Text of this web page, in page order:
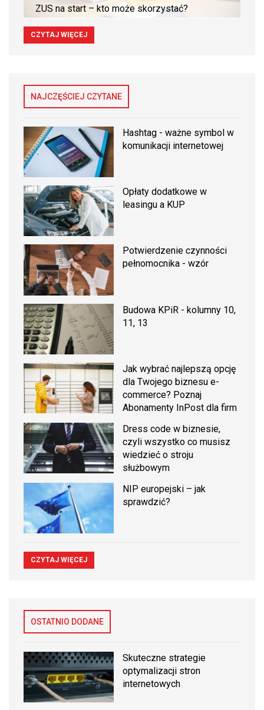
ZUS na start – kto może skorzystać?
CZYTAJ WIĘCEJ
NAJCZĘŚCIEJ CZYTANE
Hashtag - ważne symbol w
komunikacji internetowej
Opłaty dodatkowe w
leasingu a KUP
Potwierdzenie czynności
pełnomocnika - wzór
Budowa KPiR - kolumny 10,
11, 13
Jak wybrać najlepszą opcję
dla Twojego biznesu e-
commerce? Poznaj
Abonamenty InPost dla firm
Dress code w biznesie,
czyli wszystko co musisz
wiedzieć o stroju
służbowym
NIP europejski – jak
sprawdzić?
CZYTAJ WIĘCEJ
OSTATNIO DODANE
Skuteczne strategie
optymalizacji stron
internetowych